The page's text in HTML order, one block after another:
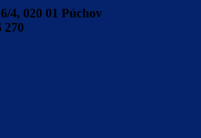
4, 020 01 Púchov
270